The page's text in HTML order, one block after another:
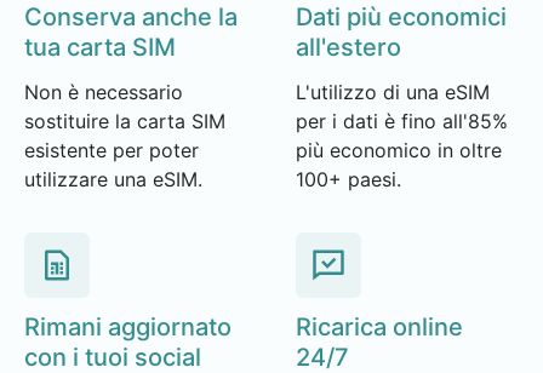
Conserva anche la
tua carta SIM
Non è necessario
sostituire la carta SIM
esistente per poter
utilizzare una eSIM.
Dati più economici
all'estero
L'utilizzo di una eSIM
per i dati è fino all'85%
più economico in oltre
100+ paesi.
Rimani aggiornato
con i tuoi social
Ricarica online
24/7